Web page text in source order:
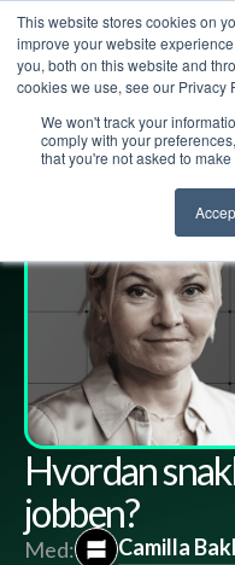
This website stores cookies on
improve your website
you, both on this website and
cookies we use, see our Privacy
We won't track your
comply with your
that you're not asked to
Lederpodden 23sep
Hvordan
jobben?
Med:
Camilla